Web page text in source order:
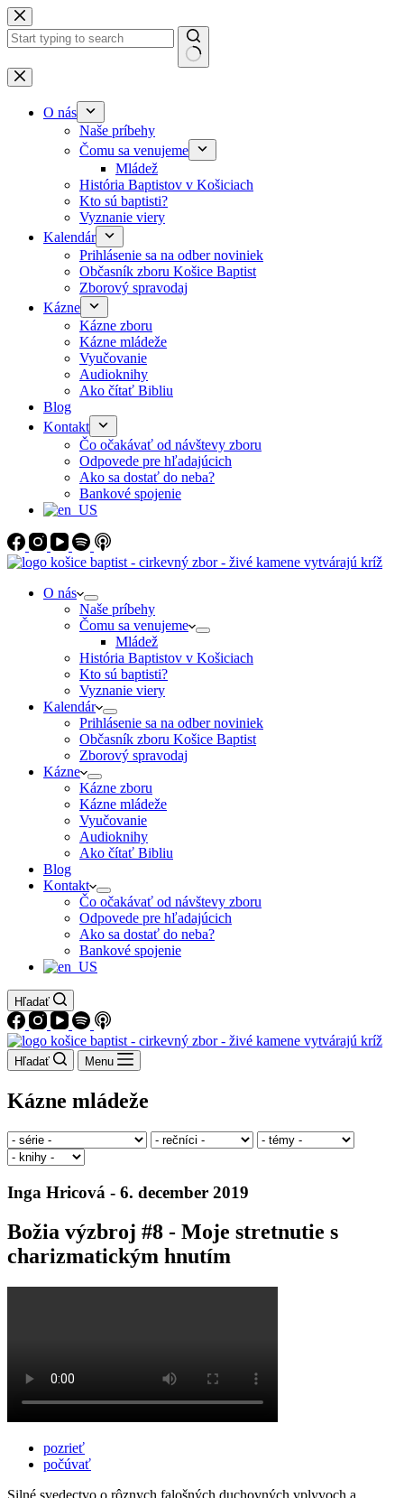
Skip to content
No results
O nás
Naše príbehy
Čomu sa venujeme
Mládež
História Baptistov v Košiciach
Kto sú baptisti?
Vyznanie viery
Kalendár
Prihlásenie sa na odber noviniek
Občasník zboru Košice Baptist
Zborový spravodaj
Kázne
Kázne zboru
Kázne mládeže
Vyučovanie
Audioknihy
Ako čítať Bibliu
Blog
Kontakt
Čo očakávať od návštevy zboru
Odpovede pre hľadajúcich
Ako sa dostať do neba?
Bankové spojenie
O nás
Naše príbehy
Čomu sa venujeme
Mládež
História Baptistov v Košiciach
Kto sú baptisti?
Vyznanie viery
Kalendár
Prihlásenie sa na odber noviniek
Občasník zboru Košice Baptist
Zborový spravodaj
Kázne
Kázne zboru
Kázne mládeže
Vyučovanie
Audioknihy
Ako čítať Bibliu
Blog
Kontakt
Čo očakávať od návštevy zboru
Odpovede pre hľadajúcich
Ako sa dostať do neba?
Bankové spojenie
Hľadať
Hľadať Menu
Kázne mládeže
Inga Hricová - 6. december 2019
Božia výzbroj #8 - Moje stretnutie s
charizmatickým hnutím
pozrieť
počúvať